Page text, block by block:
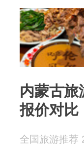
内蒙古旅
报价对比
全国旅游推荐